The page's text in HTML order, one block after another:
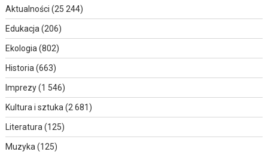
Aktualności (25 244)
Edukacja (206)
Ekologia (802)
Historia (663)
Imprezy(1 546)
Kultura i sztuka (2 681)
Literatura (125)
Muzyka (125)